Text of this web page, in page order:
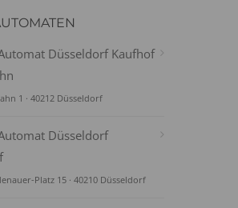
Düsseldorf Kaufhof
1 · 40212 Düsseldorf
Düsseldorf
Platz 15 · 40210 Düsseldorf